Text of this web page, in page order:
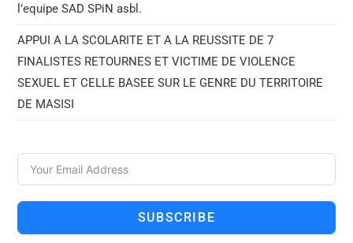
l’equipe SAD SPiN asbl.
APPUI A LA SCOLARITE ET A LA REUSSITE DE 7
FINALISTES RETOURNES ET VICTIME DE VIOLENCE
SEXUEL ET CELLE BASEE SUR LE GENRE DU TERRITOIRE
DE MASISI
SUBSCRIBE